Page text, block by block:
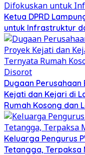
Ketua DPRD
untuk Infrastruktur
Dugaan
Kejati dan Kejari di
Rumah Kosong dan
Keluarga Pengurus
Tetangga, Terpaksa